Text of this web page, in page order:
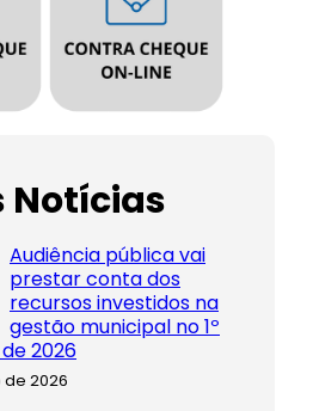
Notícias
Audiência pública vai
prestar conta dos
recursos investidos na
gestão municipal no 1º
2026
2026